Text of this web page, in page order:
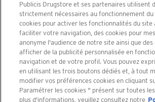
Rejoignez-nous au
Nous recrutons pour les boutiques, le restaurant et le
Conditions générales de vente
Politique de Protection des Données
Cookies
Publicis Drugstore et ses partenaires utilisent
strictement nécessaires au fonctionnement du
cookies pour activer les fonctionnalités du site
faciliter votre navigation, des cookies pour
anonyme l'audience de notre site ainsi que des
afficher de la publicité personnalisée en
navigation et de votre profil. Vous pouvez
en utilisant les trois boutons dédiés et, à tout
modifier vos préférences cookies en cliquant
Paramétrer les cookies " présent sur toutes
plus d'informations, veuillez consultez notre